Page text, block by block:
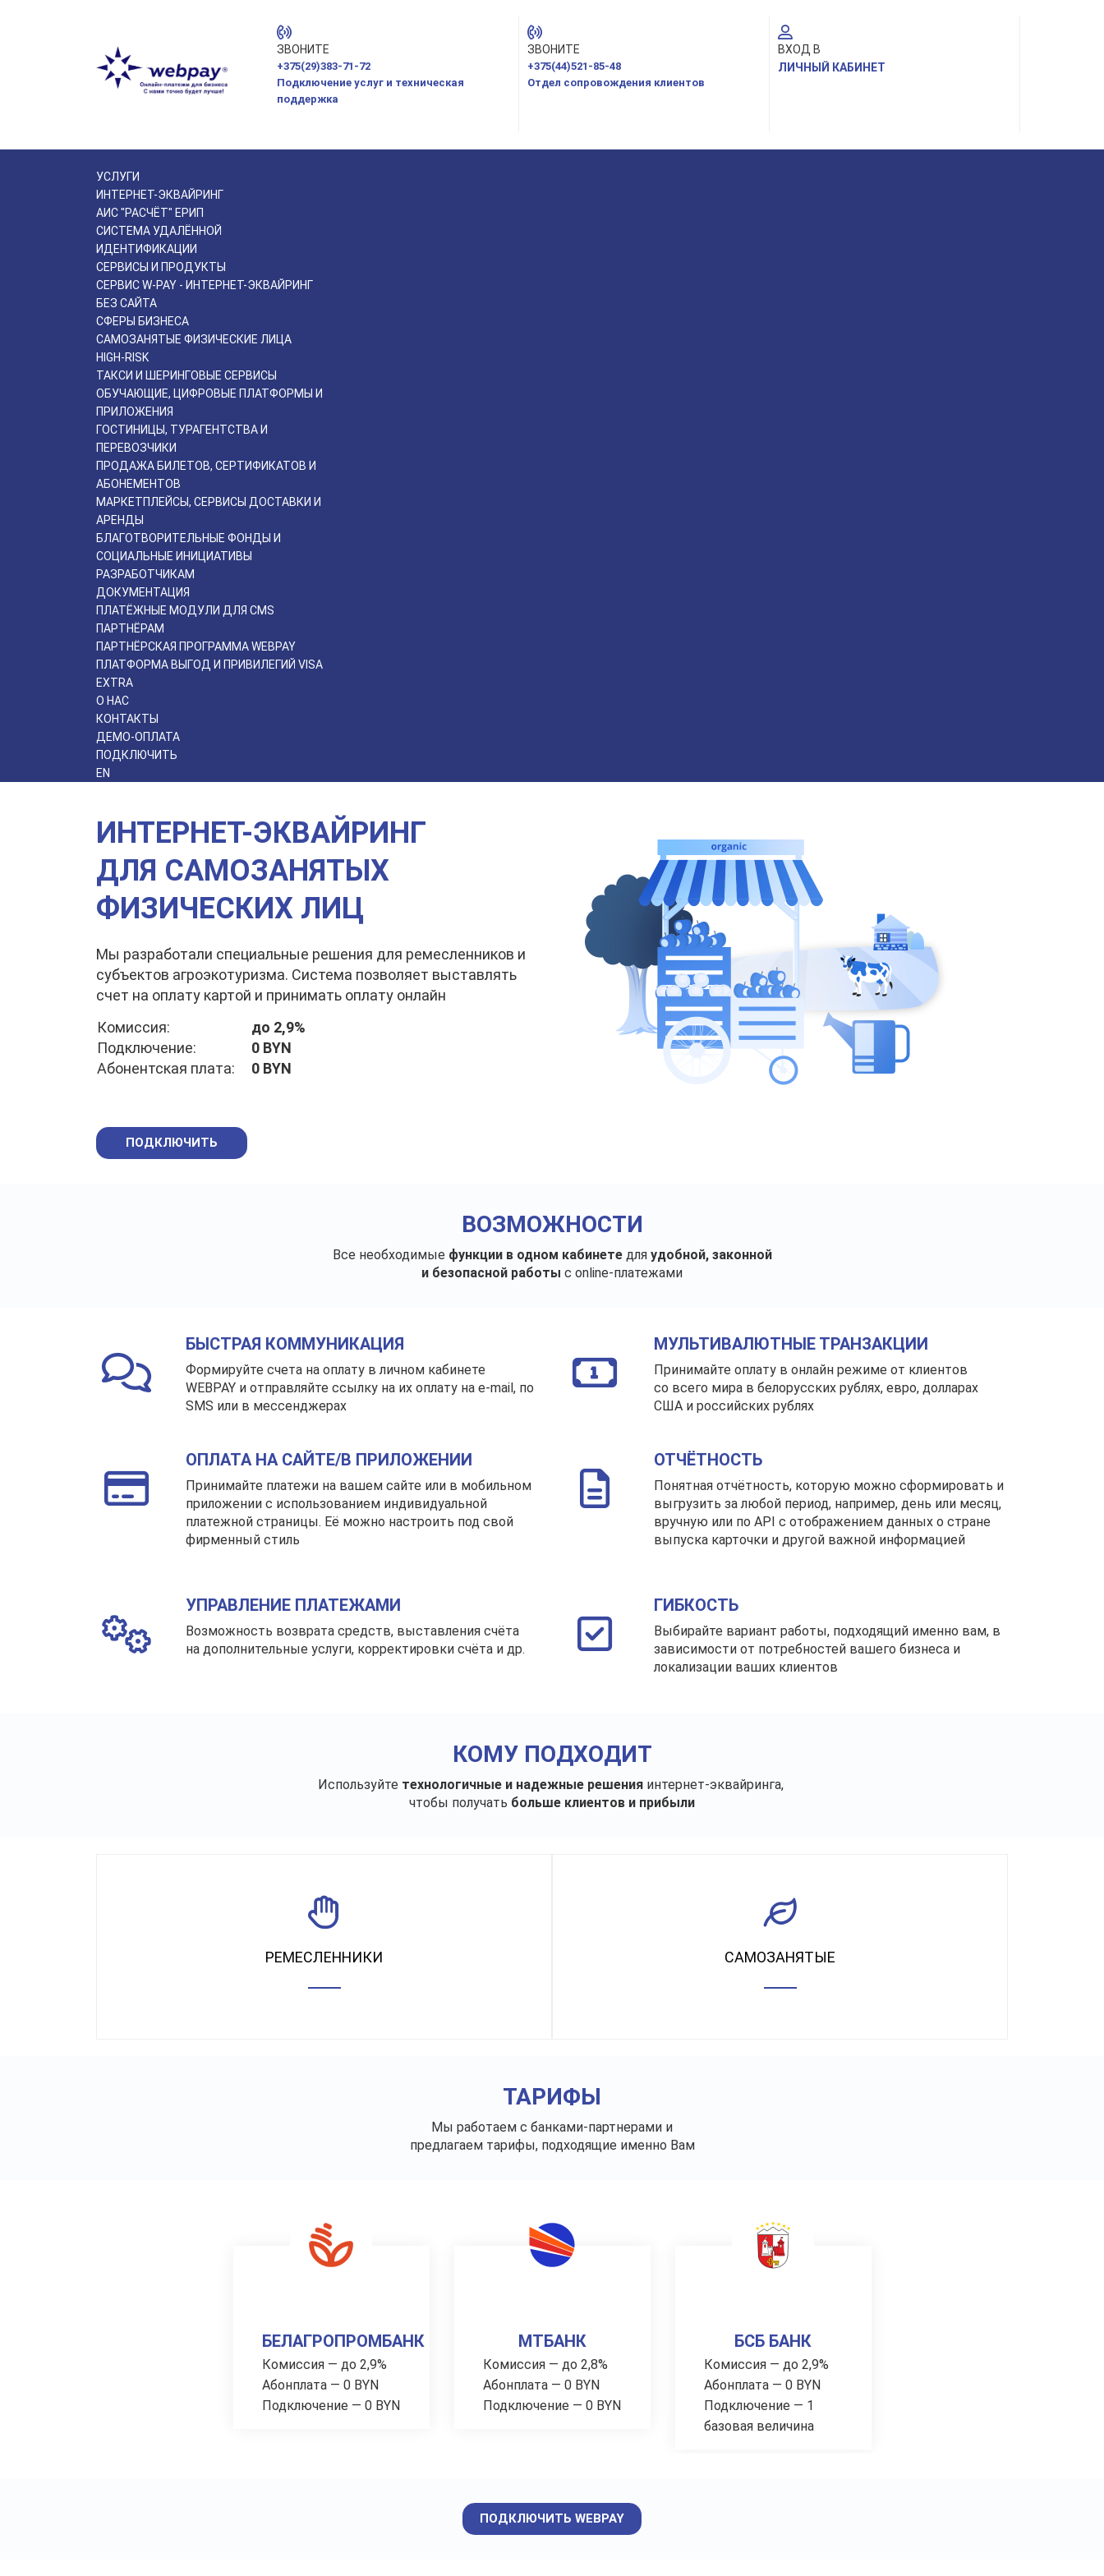
ЗВОНИТЕ
+375(29)383-71-72
Подключение услуг и техническая
поддержка
ЗВОНИТЕ
+375(44)521-85-48
Отдел сопровождения клиентов
ВХОД В
ЛИЧНЫЙ КАБИНЕТ
УСЛУГИ
ИНТЕРНЕТ-ЭКВАЙРИНГ
АИС "РАСЧЁТ" ЕРИП
СИСТЕМА УДАЛЁННОЙ
ИДЕНТИФИКАЦИИ
СЕРВИСЫ И ПРОДУКТЫ
СЕРВИС W-PAY - ИНТЕРНЕТ-ЭКВАЙРИНГ
БЕЗ САЙТА
СФЕРЫ БИЗНЕСА
САМОЗАНЯТЫЕ ФИЗИЧЕСКИЕ ЛИЦА
HIGH-RISK
ТАКСИ И ШЕРИНГОВЫЕ СЕРВИСЫ
ОБУЧАЮЩИЕ, ЦИФРОВЫЕ ПЛАТФОРМЫ И
ПРИЛОЖЕНИЯ
ГОСТИНИЦЫ, ТУРАГЕНТСТВА И
ПЕРЕВОЗЧИКИ
ПРОДАЖА БИЛЕТОВ, СЕРТИФИКАТОВ И
АБОНЕМЕНТОВ
МАРКЕТПЛЕЙСЫ, СЕРВИСЫ ДОСТАВКИ И
АРЕНДЫ
БЛАГОТВОРИТЕЛЬНЫЕ ФОНДЫ И
СОЦИАЛЬНЫЕ ИНИЦИАТИВЫ
РАЗРАБОТЧИКАМ
ДОКУМЕНТАЦИЯ
ПЛАТЁЖНЫЕ МОДУЛИ ДЛЯ CMS
ПАРТНЁРАМ
ПАРТНЁРСКАЯ ПРОГРАММА WEBPAY
ПЛАТФОРМА ВЫГОД И ПРИВИЛЕГИЙ VISA
EXTRA
О НАС
КОНТАКТЫ
ДЕМО-ОПЛАТА
ПОДКЛЮЧИТЬ
EN
ИНТЕРНЕТ-ЭКВАЙРИНГ
ДЛЯ САМОЗАНЯТЫХ
ФИЗИЧЕСКИХ ЛИЦ
Мы разработали специальные решения для ремесленников и
субъектов агроэкотуризма. Система позволяет выставлять
счет на оплату картой и принимать оплату онлайн
Комиссия:
до 2,9%
Подключение:
0 BYN
Абонентская плата:
0 BYN
ПОДКЛЮЧИТЬ
ВОЗМОЖНОСТИ
Все необходимые функции в одном кабинетедля удобной, законной
и безопасной работы с online-платежами
БЫСТРАЯ КОММУНИКАЦИЯ
Формируйте счета на оплату в личном кабинете
WEBPAY и отправляйте ссылку на их оплату на e-mail, по
SMS или в мессенджерах
МУЛЬТИВАЛЮТНЫЕ ТРАНЗАКЦИИ
Принимайте оплату в онлайн режиме от клиентов
со всего мира в белорусских рублях, евро, долларах
США и российских рублях
ОПЛАТА НА САЙТЕ/В ПРИЛОЖЕНИИ
Принимайте платежи на вашем сайте или в мобильном
приложении с использованием индивидуальной
платежной страницы. Её можно настроить под свой
фирменный стиль
ОТЧЁТНОСТЬ
Понятная отчётность, которую можно сформировать и
выгрузить за любой период, например, день или месяц,
вручную или по API с отображением данных о стране
выпуска карточки и другой важной информацией
УПРАВЛЕНИЕ ПЛАТЕЖАМИ
Возможность возврата средств, выставления счёта
на дополнительные услуги, корректировки счёта и др.
ГИБКОСТЬ
Выбирайте вариант работы, подходящий именно вам, в
зависимости от потребностей вашего бизнеса и
локализации ваших клиентов
КОМУ ПОДХОДИТ
Используйте технологичные и надежные решенияинтернет-эквайринга,
чтобы получать больше клиентов и прибыли
РЕМЕСЛЕННИКИ САМОЗАНЯТЫЕ
ТАРИФЫ
Мы работаем с банками-партнерами и
предлагаем тарифы, подходящие именно Вам
БЕЛАГРОПРОМБАНК
Комиссия — до 2,9%
Абонплата — 0 BYN
Подключение — 0 BYN
МТБАНК
Комиссия — до 2,8%
Абонплата — 0 BYN
Подключение — 0 BYN
БСБ БАНК
Комиссия — до 2,9%
Абонплата — 0 BYN
Подключение — 1
базовая величина
ПОДКЛЮЧИТЬ WEBPAY